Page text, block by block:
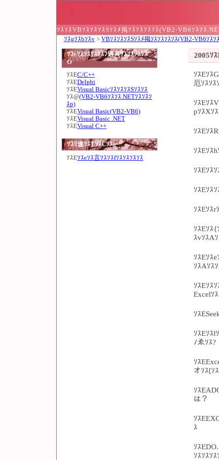
ｿｽｿｽVBｿｽｿｽｿｽSｿｽﾒ掲ｿｽｿｽｿｽｿｽ(VB2-VB6ｿｽｿｽ
ｿｽgｿｽbｿｽv > VBｿｽｿｽｿｽSｿｽﾒ掲ｿｽｿｽｿｽｿｽ(VB2-VB6ｿｽｿ
ｿｽeｿｽｿｽｿｽｿｽﾌ過具ｿｽｿｽｿｽｿｽ
O
ｿｽEC/C++
ｿｽEDelphi
ｿｽEVisual BasicｿｽｿｽｿｽSｿｽｿｽ
ｿｽ@(VB2-VB6ｿｽｿｽ.NETｿｽｿｽｿ
ｽp)
ｿｽEVisual Basic(VB2-VB6)
ｿｽEVisual Basic .NET
ｿｽEVisual C++
ｿｽﾖ連ｿｽTｿｽCｿｽg
ｿｽEｿｽeｿｽ言ｿｽｿｽfｿｽｿｽｿｽｿｽ
2005ｿ
ｿｽEｿｽ
厄ｿｽｿｽ
ｿｽEｿｽ
pｿｽXｿ
ｿｽEｿｽ
ｿｽEｿｽ
ｿｽEｿｽ
ｿｽEｿｽ
ｿｽEｿｽr
ｿｽEｿｽ{
ｽvｿｽA
ｿｽEｿｽ
ｿｽAｿｽ
ｿｽEｿｽ
Excelｿ
ｿｽ
ｿｽEｿｽl
ﾉゑｿｽ?
ｿｽ
オｿｽ[ｿ
ｿｽ
は？
ｿｽ
ｽ
ｿｽ
ｿｽｿｽｿ